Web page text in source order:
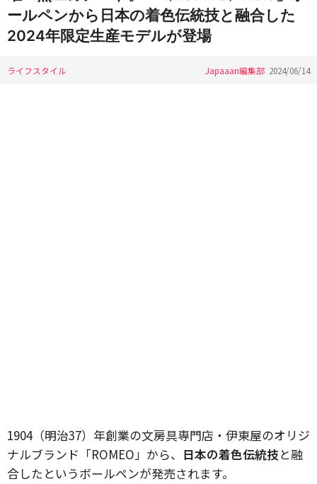
ールペンから日本の着色伝統技と融合した
2024年限定生産モデルが登場
ライフスタイル Japaaan編集部 2024/06/14
1904（明治37）年創業の⽂房具専⾨店・伊東屋のオリジ
ナルブランド「ROMEO」から、 日本の着色伝統技と融
合したというボールペンが発売されます。